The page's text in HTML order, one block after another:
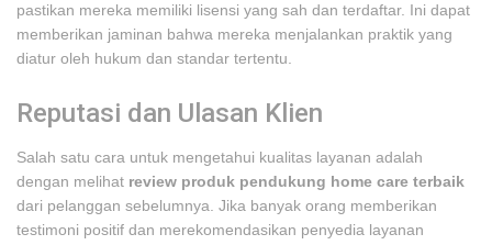
pastikan mereka memiliki lisensi yang sah dan terdaftar. Ini dapat
memberikan jaminan bahwa mereka menjalankan praktik yang
diatur oleh hukum dan standar tertentu.
Reputasi dan Ulasan Klien
Salah satu cara untuk mengetahui kualitas layanan adalah
dengan melihat review produk pendukung home care terbaik
dari pelanggan sebelumnya. Jika banyak orang memberikan
testimoni positif dan merekomendasikan penyedia layanan